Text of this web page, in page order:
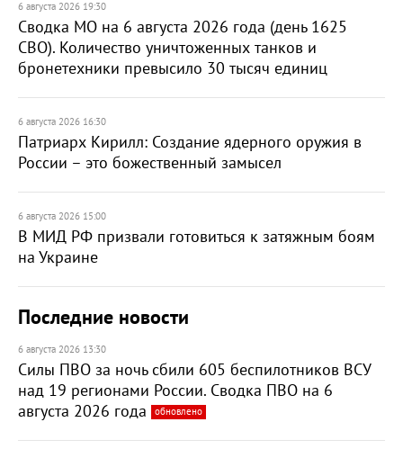
6 августа 2026 19:30
Сводка МО на 6 августа 2026 года (день 1625
СВО). Количество уничтоженных танков и
бронетехники превысило 30 тысяч единиц
6 августа 2026 16:30
Патриарх Кирилл: Создание ядерного оружия в
России – это божественный замысел
6 августа 2026 15:00
В МИД РФ призвали готовиться к затяжным боям
на Украине
Последние новости
6 августа 2026 13:30
Силы ПВО за ночь сбили 605 беспилотников ВСУ
над 19 регионами России. Сводка ПВО на 6
августа 2026 года
обновлено